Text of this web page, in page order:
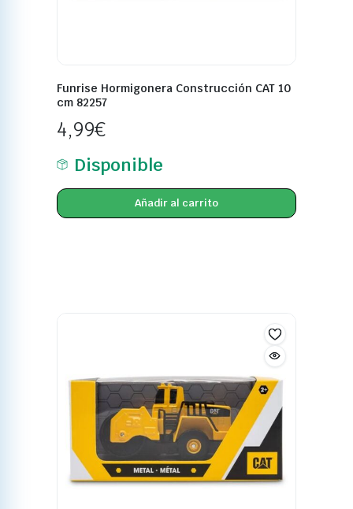
Funrise Hormigonera Construcción CAT 10
cm 82257
4,99€
Disponible
Añadir al carrito